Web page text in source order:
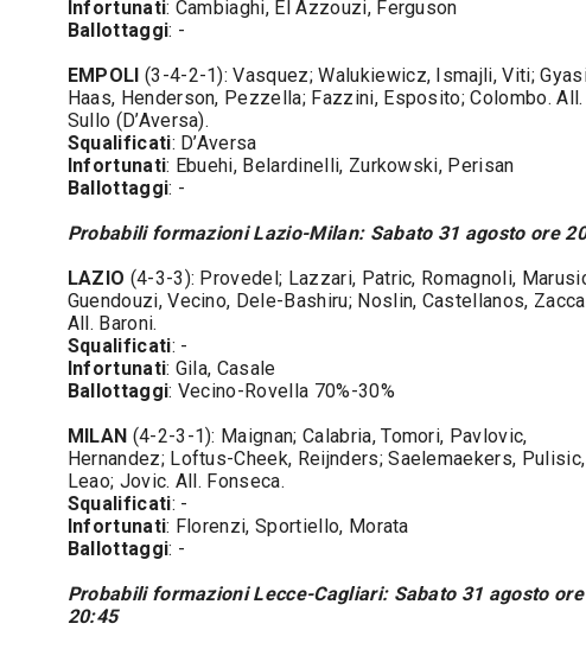
Infortunati: Cambiaghi, El Azzouzi, Ferguson
Ballottaggi: -
EMPOLI (3-4-2-1): Vasquez; Walukiewicz, Ismajli, Viti;
Haas, Henderson, Pezzella; Fazzini, Esposito; Colombo. All.
Sullo (D’Aversa).
Squalificati: D’Aversa
Infortunati: Ebuehi, Belardinelli, Zurkowski, Perisan
Ballottaggi: -
Probabili formazioni Lazio-Milan: Sabato 31 agosto ore
LAZIO (4-3-3): Provedel; Lazzari, Patric, Romagnoli,
Guendouzi, Vecino, Dele-Bashiru; Noslin, Castellanos,
All. Baroni.
Squalificati: -
Infortunati: Gila, Casale
Ballottaggi: Vecino-Rovella 70%-30%
MILAN (4-2-3-1): Maignan; Calabria, Tomori, Pavlovic,
Hernandez; Loftus-Cheek, Reijnders; Saelemaekers, Pulisic,
Leao; Jovic. All. Fonseca.
Squalificati: -
Infortunati: Florenzi, Sportiello, Morata
Ballottaggi: -
Probabili formazioni Lecce-Cagliari: Sabato 31 agosto ore
20:45